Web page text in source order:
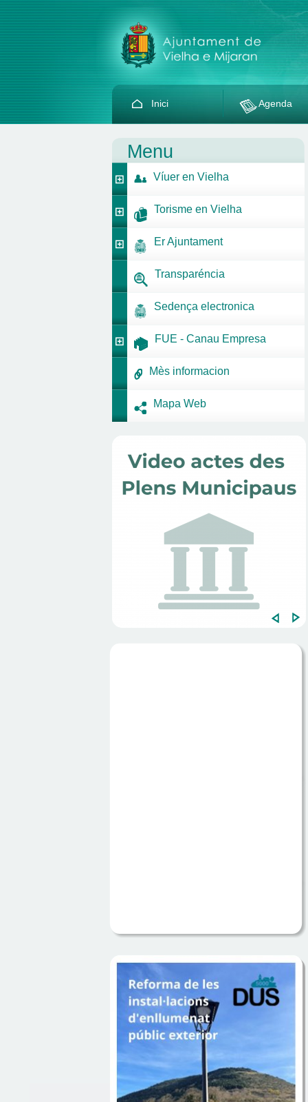
Inici Agenda
Menu
Víuer en Vielha
Torisme en Vielha
Er Ajuntament
Transparéncia
Sedença electronica
FUE - Canau Empresa
Mès informacion
Mapa Web